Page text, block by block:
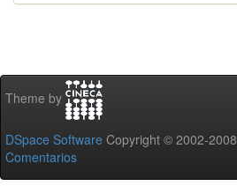
Theme by
DSpace Software Copyright © 2002-2008
Comentarios